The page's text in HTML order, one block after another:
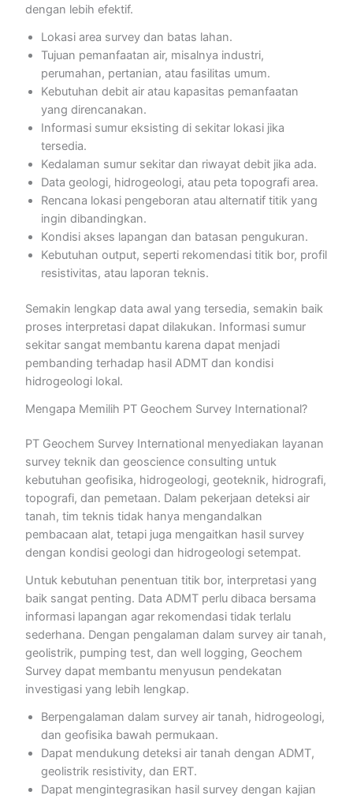
dengan lebih efektif.
Lokasi area survey dan batas lahan.
Tujuan pemanfaatan air, misalnya industri,
perumahan, pertanian, atau fasilitas umum.
Kebutuhan debit air atau kapasitas pemanfaatan
yang direncanakan.
Informasi sumur eksisting di sekitar lokasi jika
tersedia.
Kedalaman sumur sekitar dan riwayat debit jika ada.
Data geologi, hidrogeologi, atau peta topografi area.
Rencana lokasi pengeboran atau alternatif titik yang
ingin dibandingkan.
Kondisi akses lapangan dan batasan pengukuran.
Kebutuhan output, seperti rekomendasi titik bor, profil
resistivitas, atau laporan teknis.
Semakin lengkap data awal yang tersedia, semakin baik
proses interpretasi dapat dilakukan. Informasi sumur
sekitar sangat membantu karena dapat menjadi
pembanding terhadap hasil ADMT dan kondisi
hidrogeologi lokal.
Mengapa Memilih PT Geochem Survey International?
PT Geochem Survey International menyediakan layanan
survey teknik dan geoscience consulting untuk
kebutuhan geofisika, hidrogeologi, geoteknik, hidrografi,
topografi, dan pemetaan. Dalam pekerjaan deteksi air
tanah, tim teknis tidak hanya mengandalkan
pembacaan alat, tetapi juga mengaitkan hasil survey
dengan kondisi geologi dan hidrogeologi setempat.
Untuk kebutuhan penentuan titik bor, interpretasi yang
baik sangat penting. Data ADMT perlu dibaca bersama
informasi lapangan agar rekomendasi tidak terlalu
sederhana. Dengan pengalaman dalam survey air tanah,
geolistrik, pumping test, dan well logging, Geochem
Survey dapat membantu menyusun pendekatan
investigasi yang lebih lengkap.
Berpengalaman dalam survey air tanah, hidrogeologi,
dan geofisika bawah permukaan.
Dapat mendukung deteksi air tanah dengan ADMT,
geolistrik resistivity, dan ERT.
Dapat mengintegrasikan hasil survey dengan kajian